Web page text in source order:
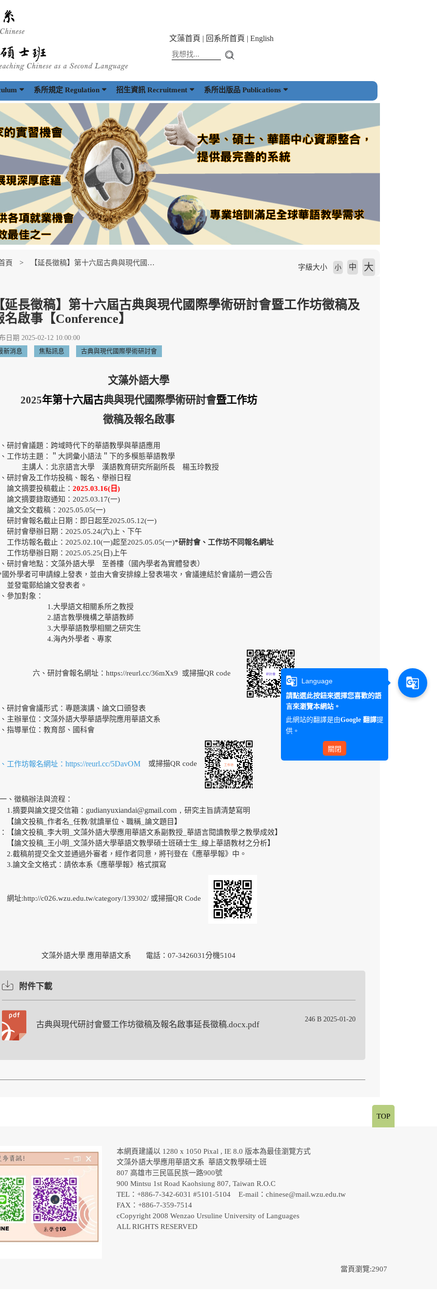
文藻首頁 回系所首頁 English
系所規定 Regulation 招生資訊 Recruitment 系所出版品 Publications
頁 【延長徵稿】第十六屆古典與現代國際學術研討會暨工作坊徵稿及報名啟事【Conference】
字級大小 小 中 大
延長徵稿】第十六屆古典與現代國際學術研討會暨工作坊徵稿及
名啟事【Conference】
日期 2025-02-12 10:00:00
新消息 焦點訊息 古典與現代國際學術研討會
文藻外語大學
2025年第十六屆古典與現代國際學術研討會暨工作坊
徵稿及報名啟事
研討會議題：跨域時代下的華語教學與華語應用
工作坊主題：＂大詞彙小語法＂下的多模態華語教學
講人：北京語言大學 漢語教育研究所副所長 楊玉玲教授
研討會及工作坊投稿、報名、舉辦日程
文摘要投稿截止： 2025.03.16(日)
文摘要錄取通知：2025.03.17(一)
論文全文截稿：2025.05.05(一)
討會報名截止日期：即日起至2025.05.12(一)
討會舉辦日期：2025.05.24(六)上、下午
作坊報名截止：2025.02.10(一)起至2025.05.05(一)*研討會、工作坊不同報名網址
工作坊舉辦日期：2025.05.25(日)上午
研討會地點：文藻外語大學 至善樓（國內學者為實體發表）
外學者可申請線上發表，並由大會安排線上發表場次，會議連結於會議前一週公告
發電郵給論文發表者。
參加對象：
1.大學語文相關系所之教授
2.語言教學機構之華語教師
3.大學華語教學相關之研究生
4.海內外學者、專家
六、研討會報名網址： https://reurl.cc/36mXx9 或掃描QR code
研討會會議形式：專題演講、論文口頭發表
主辦單位：文藻外語大學華語學院應用華語文系
指導單位：教育部、國科會
工作坊報名網址： https://reurl.cc/5DavOM 或掃描QR code
、徵稿辦法與流程：
摘要與論文提交信箱： gudianyuxiandai@gmail.com ， 研究主旨請清楚寫明
論文投稿_作者名_任教/就讀單位、職稱_論文題目】
【論文投稿_李大明_文藻外語大學應用華語文系副教授_華語言閱讀教學之教學成效】
論文投稿_王小明_文藻外語大學華語文教學碩士班碩士生_線上華語教材之分析】
截稿前提交全文並通過外審者，經作者同意，將刊登在《應華學報》中。
論文全文格式：請依本系《應華學報》格式撰寫
網址:http://c026.wzu.edu.tw/category/139302/ 或掃描QR Code
文藻外語大學 應用華語文系 電話： 07-3426031分機5104
附件下載
古典與現代研討會暨工作坊徵稿及報名啟事延長徵稿.docx.pdf
246 B 2025-01-20
本網頁建議以 1280 x 1050 Pixal , IE 8.0 版本為最佳瀏覽方式
文藻外語大學應用華語文系 華語文教學碩士班
807 高雄市三民區民族一路900號
900 Mintsu 1st Road Kaohsiung 807, Taiwan R.O.C
TEL：+886-7-342-6031 #5101-5104 E-mail： chinese@mail.wzu.edu.tw
FAX：+886-7-359-7514
cCopyright 2008 Wenzao Ursuline University of Languages
ALL RIGHTS RESERVED
當頁瀏覽:2907
TOP
g_translate Language
請點選此按鈕來選擇您喜歡的語
言來瀏覽本網站。
此網站的翻譯是由Google 翻譯提
供。
關閉
g_translate